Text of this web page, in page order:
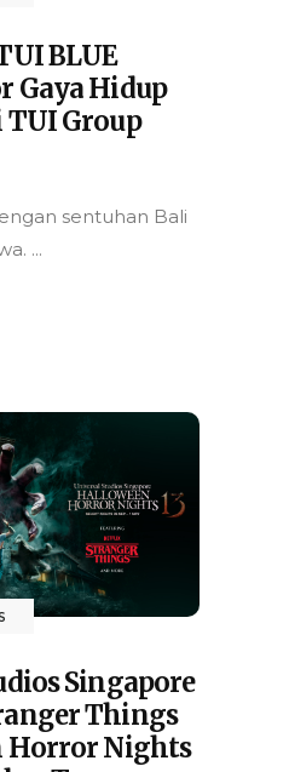
BLUE
Gaya Hidup
Group
sentuhan Bali
Singapore
Things
Horror Nights